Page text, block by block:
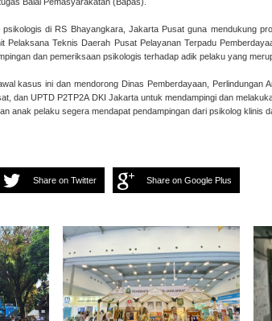
di RS Bhayangkara, Jakarta Pusat guna mendukung
Pelaksana Teknis Daerah Pusat Pelayanan Terpadu
dan pemeriksaan psikologis terhadap adik pelaku yang
kasus ini dan mendorong Dinas Pemberdayaan, Perlindungan
dan UPTD P2TP2A DKI Jakarta untuk mendampingi dan
anak pelaku segera mendapat pendampingan dari psikolog klinis
Share on Twitter Share on Google Plus